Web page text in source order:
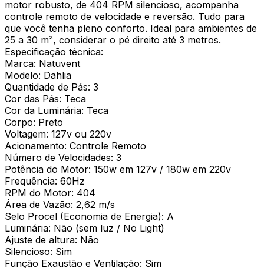
motor robusto, de 404 RPM silencioso, acompanha
controle remoto de velocidade e reversão. Tudo para
que você tenha pleno conforto. Ideal para ambientes de
25 a 30 m², considerar o pé direito até 3 metros.
Especificação técnica:
Marca: Natuvent
Modelo: Dahlia
Quantidade de Pás: 3
Cor das Pás: Teca
Cor da Luminária: Teca
Corpo: Preto
Voltagem: 127v ou 220v
Acionamento: Controle Remoto
Número de Velocidades: 3
Potência do Motor: 150w em 127v / 180w em 220v
Frequência: 60Hz
RPM do Motor: 404
Área de Vazão: 2,62 m/s
Selo Procel (Economia de Energia): A
Luminária: Não (sem luz / No Light)
Ajuste de altura: Não
Silencioso: Sim
Função Exaustão e Ventilação: Sim